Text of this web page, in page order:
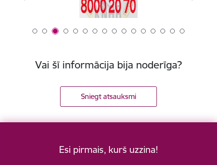
Vai šī informācija bija noderīga?
Sniegt atsauksmi
Esi pirmais, kurš uzzina!